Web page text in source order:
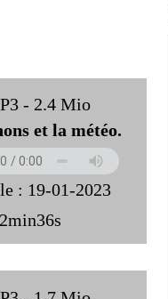
et la météo.
: 19-01-2023
2min36s